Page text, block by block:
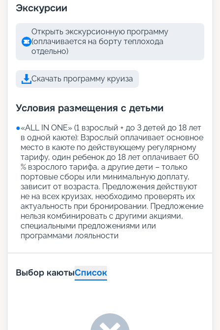
Экскурсии
Открыть экскурсионную программу
(оплачивается на борту теплохода
отдельно)
Скачать программу круиза
Условия размещения с детьми
●«АLL IN ONE» (1 взрослый + до 3 детей до 18 лет
в одной каюте): Взрослый оплачивает основное
место в каюте по действующему регулярному
тарифу, один ребенок до 18 лет оплачивает 60
% взрослого тарифа, а другие дети – только
портовые сборы или минимальную доплату,
зависит от возраста. Предложения действуют
не на всех круизах, необходимо проверять их
актуальность при бронировании. Предложение
нельзя комбинировать с другими акциями,
специальными предложениями или
программами лояльности
Выбор каютыСписок